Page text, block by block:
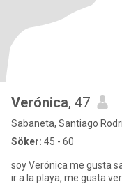
Verónica, 47
Sabaneta, Santiago
Söker: 45 - 60
soy Verónica me gusta
ir a la playa, me gusta